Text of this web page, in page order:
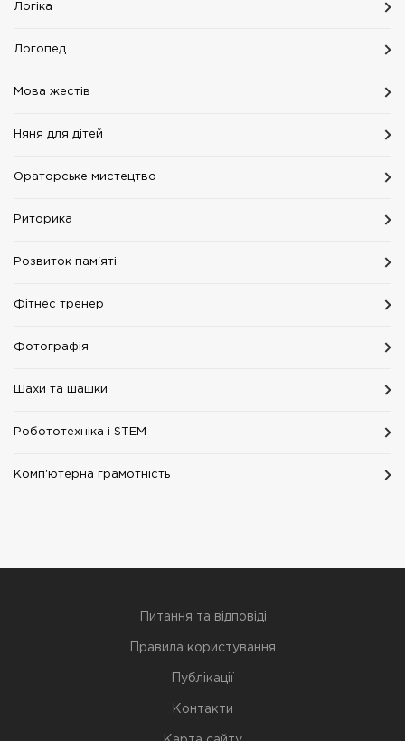
Логіка
Логопед
Мова жестів
Няня для дітей
Ораторське мистецтво
Риторика
Розвиток пам'яті
Фітнес тренер
Фотографія
Шахи та шашки
Робототехніка i STEM
Комп'ютерна грамотність
Питання та відповіді
Правила користування
Публікації
Контакти